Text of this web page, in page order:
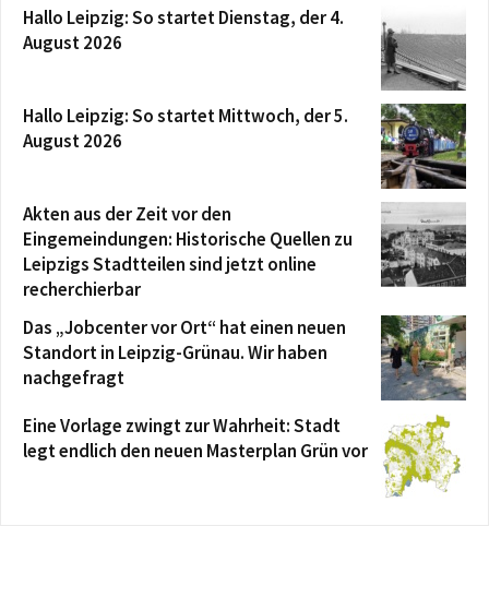
Hallo Leipzig: So startet Dienstag, der 4.
August 2026
Hallo Leipzig: So startet Mittwoch, der 5.
August 2026
Akten aus der Zeit vor den
Eingemeindungen: Historische Quellen zu
Leipzigs Stadtteilen sind jetzt online
recherchierbar
Das „Jobcenter vor Ort“ hat einen neuen
Standort in Leipzig-Grünau. Wir haben
nachgefragt
Eine Vorlage zwingt zur Wahrheit: Stadt
legt endlich den neuen Masterplan Grün vor